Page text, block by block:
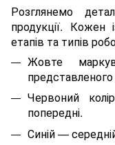
Розглянемо
продукції. Кожен
етапів та типів
Жовте
Червоний
попередні.
Синій —